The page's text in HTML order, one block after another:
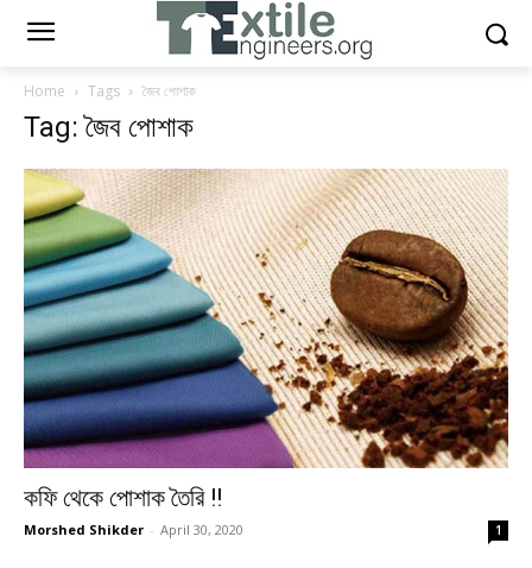
Home Tags জৈব পোশাক
Tag: জৈব পোশাক
কফি থেকে পোশাক তৈরি !!
Morshed Shikder - April 30, 2020 1